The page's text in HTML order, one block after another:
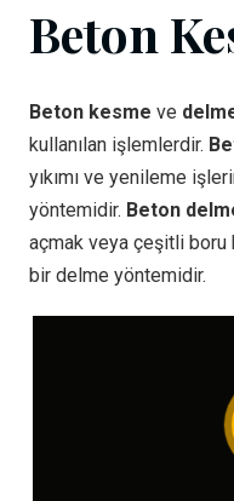
Beton
Beton kesme ve
kullanılan işlemlerdir.
yıkımı ve yenileme
yöntemidir. Beton
açmak veya çeşitli boru
bir delme yöntemidir.